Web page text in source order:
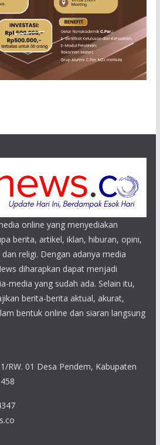
online yang menyediakan
berita, artikel, iklan, hiburan, opini,
religi. Dengan adanya media
diharapkan dapat menjadi
media yang sudah ada. Selain itu,
berita-berita aktual, akurat,
bentuk online dan siaran langsung
RW. 01 Desa Pendem, Kabupaten